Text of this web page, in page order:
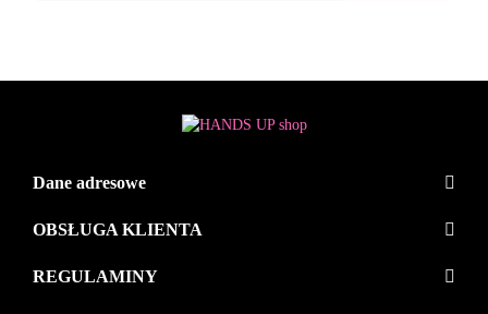
Dane adresowe
OBSŁUGA KLIENTA
REGULAMINY